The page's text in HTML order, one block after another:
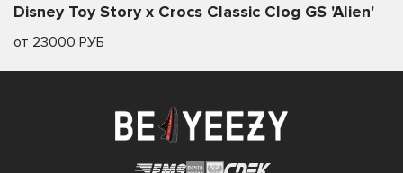
Disney Toy Story x Crocs Classic Clog GS 'Alien'
от 23000 РУБ